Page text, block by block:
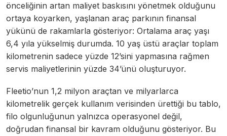
önceliğinin artan maliyet baskısını yönetmek olduğunu
ortaya koyarken, yaşlanan araç parkının finansal
yükünü de rakamlarla gösteriyor: Ortalama araç yaşı
6,4 yıla yükselmiş durumda. 10 yaş üstü araçlar toplam
kilometrenin sadece yüzde 12’sini yapmasına rağmen
servis maliyetlerinin yüzde 34’ünü oluşturuyor.
Fleetio’nun 1,2 milyon araçtan ve milyarlarca
kilometrelik gerçek kullanım verisinden ürettiği bu tablo,
filo olgunluğunun yalnızca operasyonel değil,
doğrudan finansal bir kavram olduğunu gösteriyor. Bu